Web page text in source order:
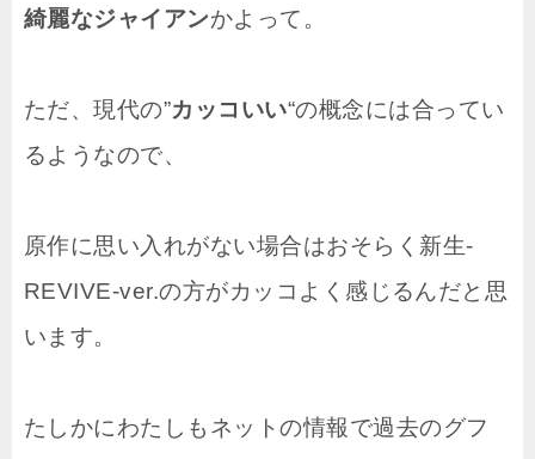
綺麗なジャイアンかよって。
ただ、現代の”カッコいい“の概念には合ってい
るようなので、
原作に思い入れがない場合はおそらく新生-
REVIVE-ver.の方がカッコよく感じるんだと思
います。
たしかにわたしもネットの情報で過去のグフ